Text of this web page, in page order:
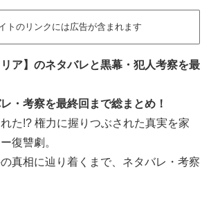
トのリンクには広告が含まれます
リア】のネタバレと黒幕・犯人考察を最
・考察を最終回まで総まとめ！
た!? 権力に握りつぶされた真実を家
復讐劇。
真相に辿り着くまで、ネタバレ・考察